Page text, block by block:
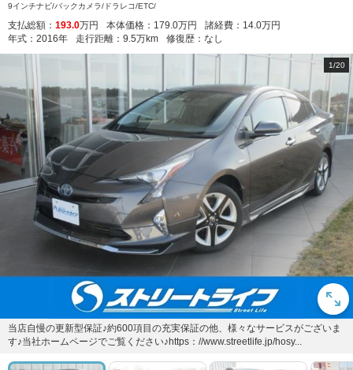
9インチナビ/バックカメラ/ドラレコ/ETC/
支払総額： 193.0万円 本体価格： 179.0万円 諸経費： 14.0万円
年式： 2016年 走行距離： 9.5万km 修復歴： なし
1/20
当店自慢の更新型保証♪約600項目の充実保証の他、様々なサービスがございま
す♪当社ホームページでご覧ください♪https：//www.streetlife.jp/hosy...